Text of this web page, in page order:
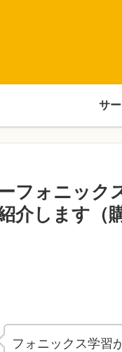
サ
ーフォニッ
介します（
フォニックス学習